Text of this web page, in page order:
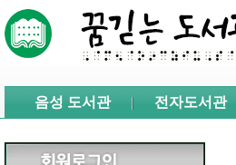
주메뉴 바로가기
서브메뉴 바로가기
음성 도서관 전자도서관